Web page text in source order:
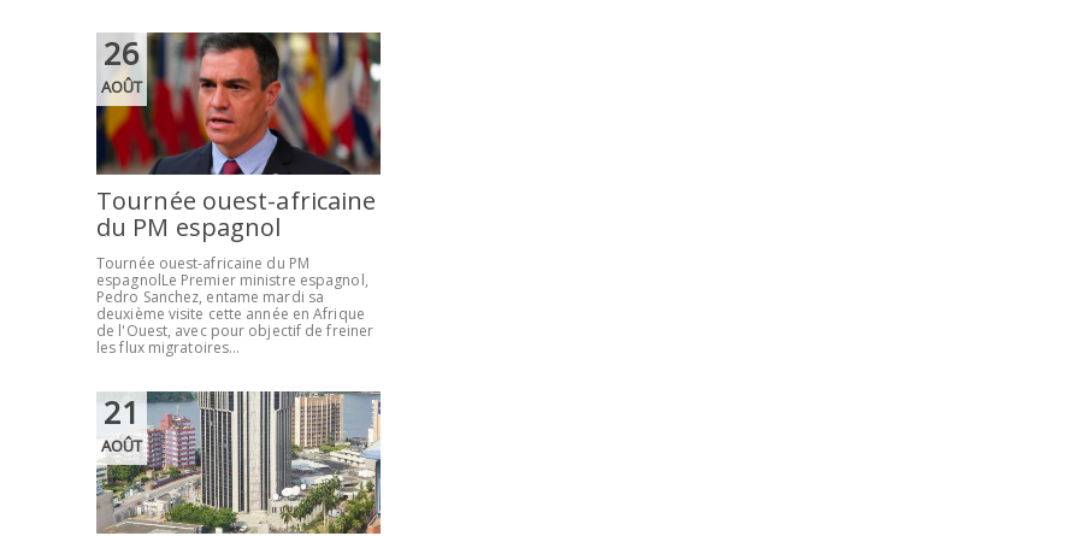
26
AOÛT
Tournée ouest-africaine
du PM espagnol
Tournée ouest-africaine du PM
espagnolLe Premier ministre espagnol,
Pedro Sanchez, entame mardi sa
deuxième visite cette année en Afrique
de l'Ouest, avec pour objectif de freiner
les flux migratoires...
21
AOÛT